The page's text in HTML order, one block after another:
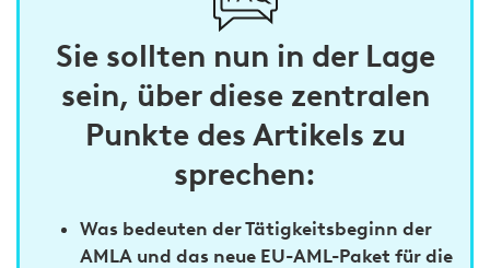
Sie sollten nun in der Lage
sein, über diese zentralen
Punkte des Artikels zu
sprechen:
Was bedeuten der Tätigkeitsbeginn der
AMLA und das neue EU-AML-Paket für die